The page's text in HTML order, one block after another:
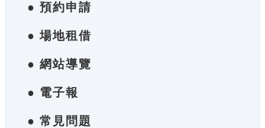
● 預約申請
● 場地租借
● 網站導覽
● 電子報
● 常見問題